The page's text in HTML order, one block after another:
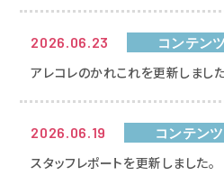
2026.06.23 コンテンツ
アレコレのかれこれを更新しました
2026.06.19 コンテンツ
スタッフレポートを更新しました。